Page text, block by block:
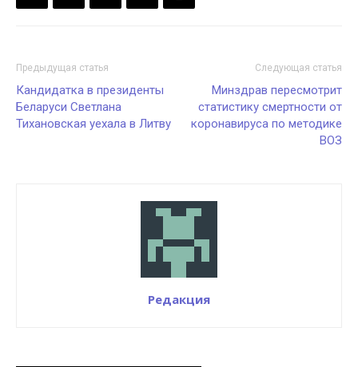
Предыдущая статья
Кандидатка в президенты
Беларуси Светлана
Тихановская уехала в Литву
Следующая статья
Минздрав пересмотрит
статистику смертности от
коронавируса по методике
ВОЗ
Редакция